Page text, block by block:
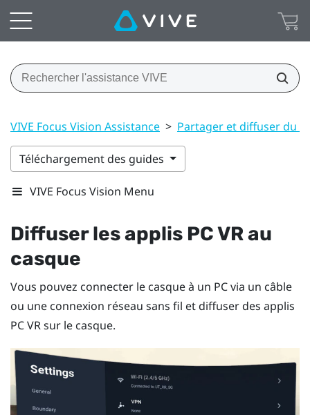
VIVE Focus Vision Assistance > Partager et diffuser du
Téléchargement des guides
VIVE Focus Vision Menu
Diffuser les applis PC VR au
casque
Vous pouvez connecter le casque à un PC via un câble
ou une connexion réseau sans fil et diffuser des applis
PC VR sur le casque.